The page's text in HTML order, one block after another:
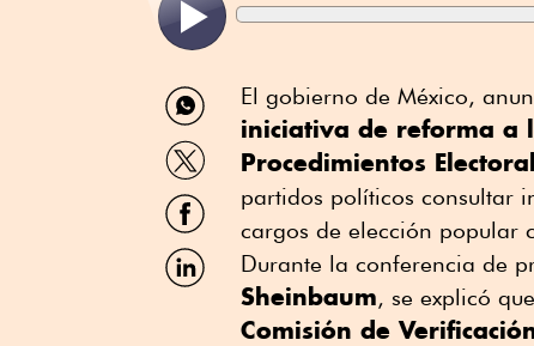
Compartir
por
WhatsApp
Compartir
por
Twitter
Compartir
por
Facebook
Compartir
por
El gobierno de México,
iniciativa de reforma a
Procedimientos
partidos políticos consultar
cargos de elección popular
Durante la conferencia de
Sheinbaum, se explicó
Comisión de